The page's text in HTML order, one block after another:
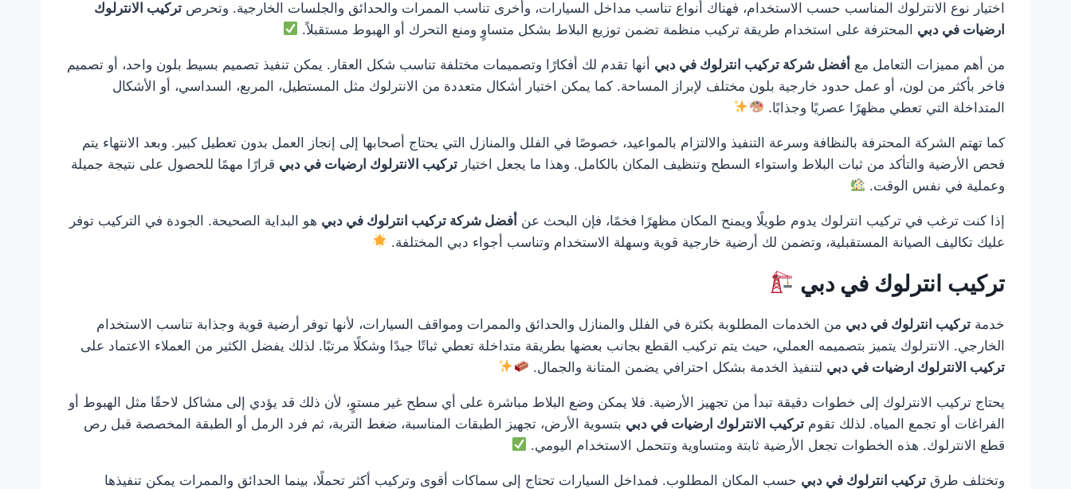
اختيار نوع الانترلوك المناسب حسب الاستخدام، فهناك أنواع تناسب مداخل السيارات، وأخرى تناسب الممرات والحدائق والجلسات الخارجية. وتحرص تركيب الانترلوك
ارضيات في دبي المحترفة على استخدام طريقة تركيب منظمة تضمن توزيع البلاط بشكل متساوٍ ومنع التحرك أو الهبوط مستقبلاً.
من أهم مميزات التعامل مع أفضل شركة تركيب انترلوك في دبي أنها تقدم لك أفكارًا وتصميمات مختلفة تناسب شكل العقار. يمكن تنفيذ تصميم بسيط بلون واحد، أو تصميم
فاخر بأكثر من لون، أو عمل حدود خارجية بلون مختلف لإبراز المساحة. كما يمكن اختيار أشكال متعددة من الانترلوك مثل المستطيل، المربع، السداسي، أو الأشكال
المتداخلة التي تعطي مظهرًا عصريًا وجذابًا.
كما تهتم الشركة المحترفة بالنظافة وسرعة التنفيذ والالتزام بالمواعيد، خصوصًا في الفلل والمنازل التي يحتاج أصحابها إلى إنجاز العمل بدون تعطيل كبير. وبعد الانتهاء يتم
فحص الأرضية والتأكد من ثبات البلاط واستواء السطح وتنظيف المكان بالكامل. وهذا ما يجعل اختيار تركيب الانترلوك ارضيات في دبي قرارًا مهمًا للحصول على نتيجة جميلة
وعملية في نفس الوقت.
إذا كنت ترغب في تركيب انترلوك يدوم طويلًا ويمنح المكان مظهرًا فخمًا، فإن البحث عن أفضل شركة تركيب انترلوك في دبي هو البداية الصحيحة. الجودة في التركيب توفر
عليك تكاليف الصيانة المستقبلية، وتضمن لك أرضية خارجية قوية وسهلة الاستخدام وتناسب أجواء دبي المختلفة.
تركيب انترلوك في دبي
خدمة تركيب انترلوك في دبي من الخدمات المطلوبة بكثرة في الفلل والمنازل والحدائق والممرات ومواقف السيارات، لأنها توفر أرضية قوية وجذابة تناسب الاستخدام
الخارجي. الانترلوك يتميز بتصميمه العملي، حيث يتم تركيب القطع بجانب بعضها بطريقة متداخلة تعطي ثباتًا جيدًا وشكلًا مرتبًا. لذلك يفضل الكثير من العملاء الاعتماد على
تركيب الانترلوك ارضيات في دبي لتنفيذ الخدمة بشكل احترافي يضمن المتانة والجمال.
يحتاج تركيب الانترلوك إلى خطوات دقيقة تبدأ من تجهيز الأرضية. فلا يمكن وضع البلاط مباشرة على أي سطح غير مستوٍ، لأن ذلك قد يؤدي إلى مشاكل لاحقًا مثل الهبوط أو
الفراغات أو تجمع المياه. لذلك تقوم تركيب الانترلوك ارضيات في دبي بتسوية الأرض، تجهيز الطبقات المناسبة، ضغط التربة، ثم فرد الرمل أو الطبقة المخصصة قبل رص
قطع الانترلوك. هذه الخطوات تجعل الأرضية ثابتة ومتساوية وتتحمل الاستخدام اليومي.
وتختلف طرق تركيب انترلوك في دبي حسب المكان المطلوب. فمداخل السيارات تحتاج إلى سماكات أقوى وتركيب أكثر تحملًا، بينما الحدائق والممرات يمكن تنفيذها